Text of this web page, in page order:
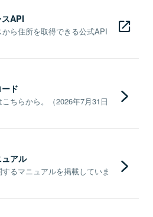
API
ら住所を取得できる公式API
ド
ちらから。（2026年7月31日
アル
るマニュアルを掲載していま